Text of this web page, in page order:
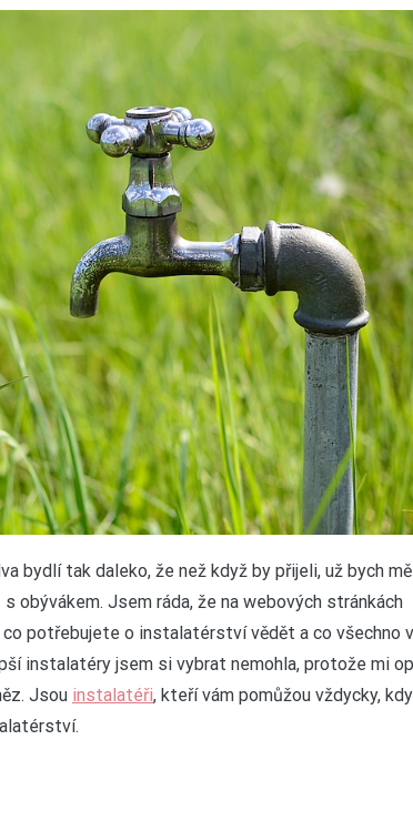
bydlí tak daleko, že než když by přijeli, už bych
obývákem. Jsem ráda, že na webových stránkách
potřebujete o instalatérství vědět a co všechno
instalatéry jsem si vybrat nemohla, protože mi
Jsou instalatéři, kteří vám pomůžou vždycky,